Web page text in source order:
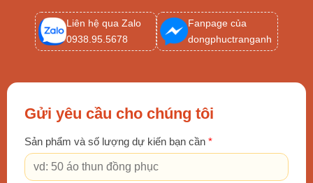
Liên hệ qua Zalo
0938.95.5678
Fanpage của
dongphuctranganh
Gửi yêu cầu cho chúng tôi
Sản phẩm và số lượng dự kiến bạn cần *